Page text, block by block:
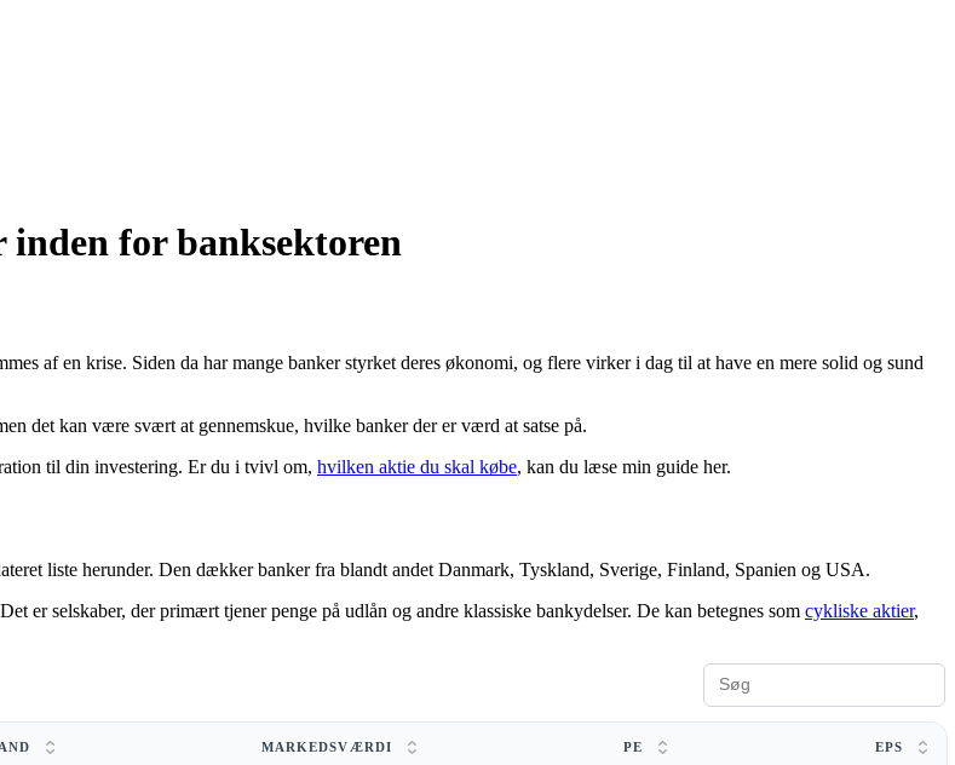
for banksektoren
af en krise. Siden da har mange banker styrket deres økonomi, og flere virker i dag til at have en mere solid og sund
det kan være svært at gennemskue, hvilke banker der er værd at satse på.
til din investering. Er du i tvivl om, hvilken aktie du skal købe, kan du læse min guide her.
liste herunder. Den dækker banker fra blandt andet Danmark, Tyskland, Sverige, Finland, Spanien og USA.
er selskaber, der primært tjener penge på udlån og andre klassiske bankydelser. De kan betegnes som cykliske aktier,
MARKEDSVÆRDI PE EPS